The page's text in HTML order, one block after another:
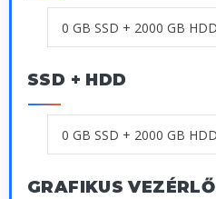
SSD + HDD
GRAFIKUS VEZÉRLŐ